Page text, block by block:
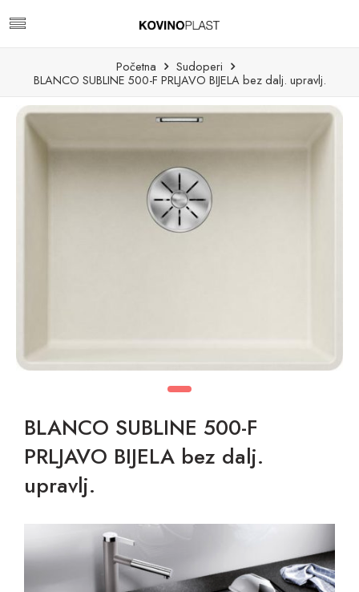
Početna
Sudoperi
BLANCO SUBLINE 500-F PRLJAVO BIJELA bez dalj. upravlj.
BLANCO SUBLINE 500-F
PRLJAVO BIJELA bez dalj.
upravlj.